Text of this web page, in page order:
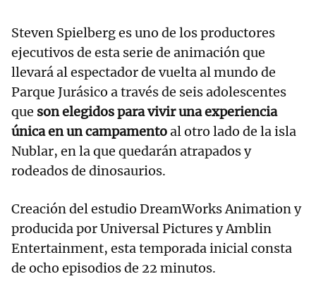
Steven Spielberg es uno de los productores
ejecutivos de esta serie de animación que
llevará al espectador de vuelta al mundo de
Parque Jurásico a través de seis adolescentes
que son elegidos para vivir una experiencia
única en un campamentoal otro lado de la isla
Nublar, en la que quedarán atrapados y
rodeados de dinosaurios.
Creación del estudio DreamWorks Animation y
producida por Universal Pictures y Amblin
Entertainment, esta temporada inicial consta
de ocho episodios de 22 minutos.